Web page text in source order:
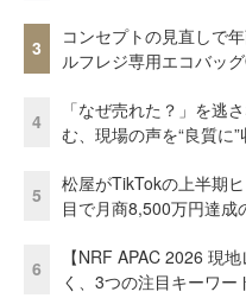
3
コンセプトの見直しで
ルフレジ専用エコバッ
4
「なぜ売れた？」を逃
む、現場の声を“良質に
5
松屋がTikTokの上半期
目で月商8,500万円達成
6
【NRF APAC 2026 現
く、3つの注目キーワー